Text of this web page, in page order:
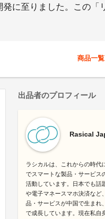
に至りました。この「
商品一覧
出品者のプロフィール
Rasical
ラシカルは、これからの時代
でスマートな製品・サービス
活動しています。日本でも話
や電子マネースマホ決済など
品・サービスが中国で生まれ
で成長しています。現在私自